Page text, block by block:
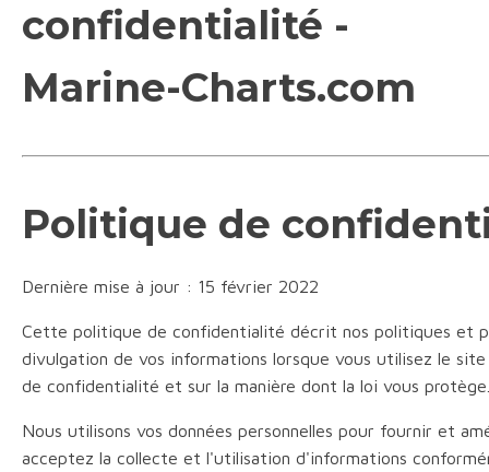
confidentialité -
Marine-Charts.com
Politique de
Dernière mise à jour : 15 février 2022
Cette politique de confidentialité décrit nos politiques et
divulgation de vos informations lorsque vous utilisez le
de confidentialité et sur la manière dont la loi vous protège.
Nous utilisons vos données personnelles pour fournir et
acceptez la collecte et l'utilisation d'informations